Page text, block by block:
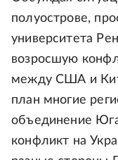
полуострове,
университета
возросшую
между США и
план многие
объединение
конфликт на